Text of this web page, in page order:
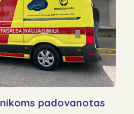
padovanotas